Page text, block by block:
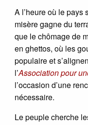
A l’heure où le pays
misère gagne du
que le chômage de
en ghettos, où les
populaire et
l’Association pour
l’occasion d’une
nécessaire.
Le peuple cherche